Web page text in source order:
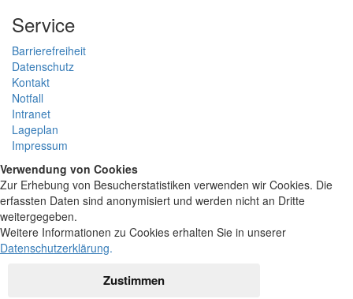
Service
Barrierefreiheit
Datenschutz
Kontakt
Notfall
Intranet
Lageplan
Impressum
Verwendung von Cookies
Zur Erhebung von Besucherstatistiken verwenden wir Cookies. Die
erfassten Daten sind anonymisiert und werden nicht an Dritte
weitergegeben.
Weitere Informationen zu Cookies erhalten Sie in unserer
Datenschutzerklärung.
Zustimmen